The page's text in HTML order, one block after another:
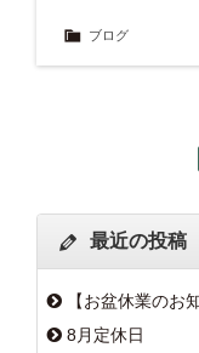
ブログ
最近の投稿
【お盆休業のお
8月定休日